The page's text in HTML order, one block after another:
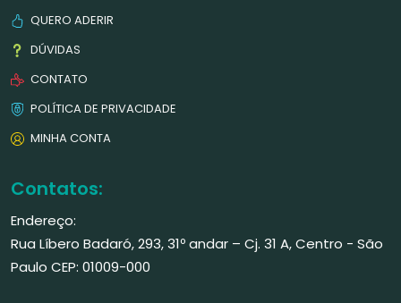
QUERO ADERIR
DÚVIDAS
CONTATO
POLÍTICA DE PRIVACIDADE
MINHA CONTA
Contatos:
Endereço:
Rua Líbero Badaró, 293, 31º andar – Cj. 31 A, Centro - São
Paulo CEP: 01009-000